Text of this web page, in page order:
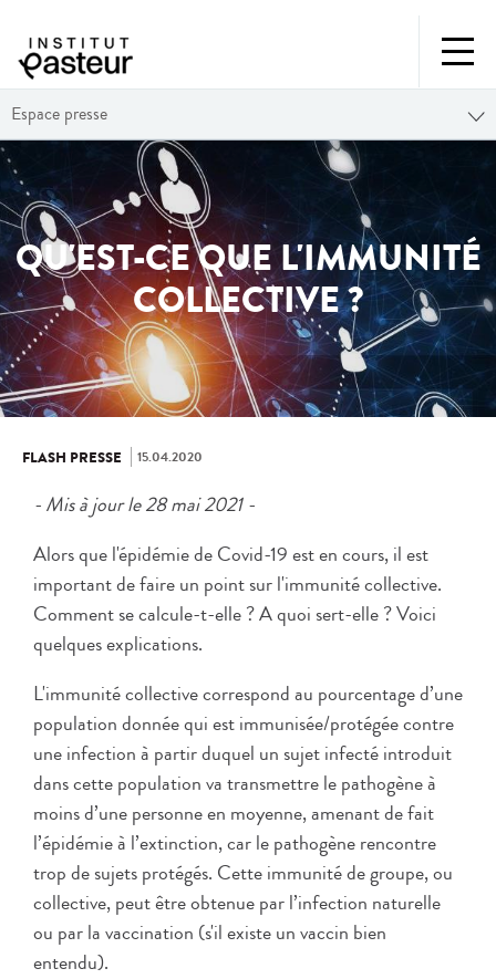
Espace presse
QU'EST-CE QUE L'IMMUNITÉ
COLLECTIVE ?
FLASH PRESSE 15.04.2020
- Mis à jour le 28 mai 2021 -
Alors que l'épidémie de Covid-19 est en cours, il est
important de faire un point sur l'immunité collective.
Comment se calcule-t-elle ? A quoi sert-elle ? Voici
quelques explications.
L'immunité collective correspond au pourcentage d’une
population donnée qui est immunisée/protégée contre
une infection à partir duquel un sujet infecté introduit
dans cette population va transmettre le pathogène à
moins d’une personne en moyenne, amenant de fait
l’épidémie à l’extinction, car le pathogène rencontre
trop de sujets protégés. Cette immunité de groupe, ou
collective, peut être obtenue par l’infection naturelle
ou par la vaccination (s'il existe un vaccin bien
entendu).